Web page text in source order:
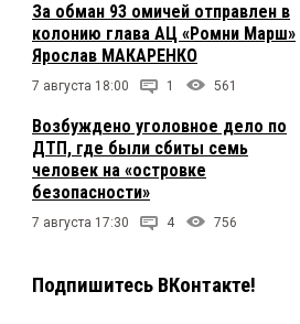
За обман 93 омичей отправлен в
колонию глава АЦ «Ромни Марш»
Ярослав МАКАРЕНКО
7 августа 18:00 1 561
Возбуждено уголовное дело по
ДТП, где были сбиты семь
человек на «островке
безопасности»
7 августа 17:30 4 756
Подпишитесь ВКонтакте!